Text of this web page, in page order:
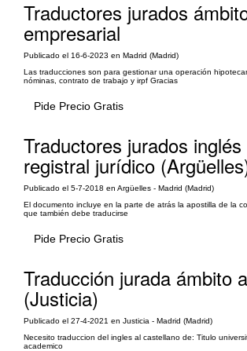
Traductores jurados
empresarial
Publicado el 16-6-2023 en Madrid (Madrid)
Las traducciones son para gestionar una operación
nóminas, contrato de trabajo y irpf Gracias
Pide Precio Gratis
Traductores jurados
registral jurídico
Publicado el 5-7-2018 en Argüelles - Madrid (Madrid)
El documento incluye en la parte de atrás la apostilla de la
que también debe traducirse
Pide Precio Gratis
Traducción jurada ámbito
(Justicia)
Publicado el 27-4-2021 en Justicia - Madrid (Madrid)
Necesito traduccion del ingles al castellano de: Titulo
academico